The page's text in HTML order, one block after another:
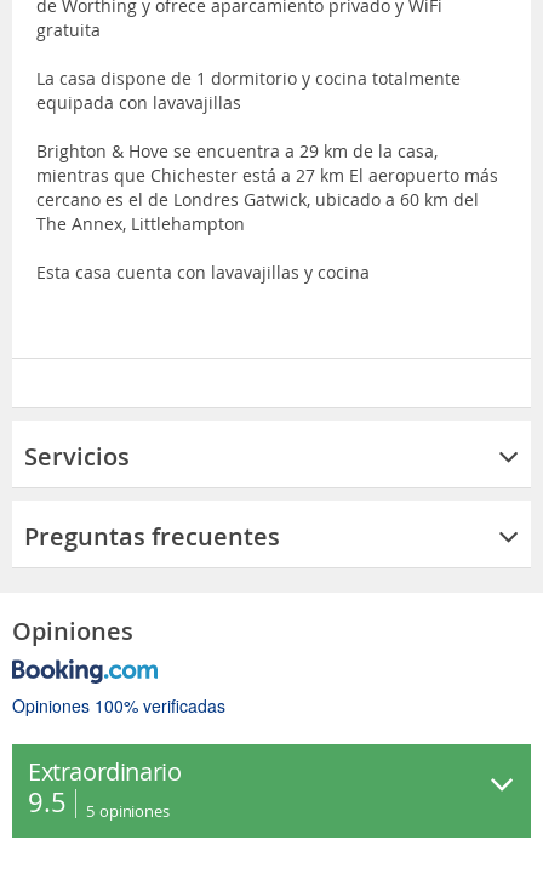
de Worthing y ofrece aparcamiento privado y WiFi
gratuita
La casa dispone de 1 dormitorio y cocina totalmente
equipada con lavavajillas
Brighton & Hove se encuentra a 29 km de la casa,
mientras que Chichester está a 27 km El aeropuerto más
cercano es el de Londres Gatwick, ubicado a 60 km del
The Annex, Littlehampton
Esta casa cuenta con lavavajillas y cocina
Servicios
Preguntas frecuentes
Opiniones
Opiniones 100% verificadas
Extraordinario
9.5 5 opiniones